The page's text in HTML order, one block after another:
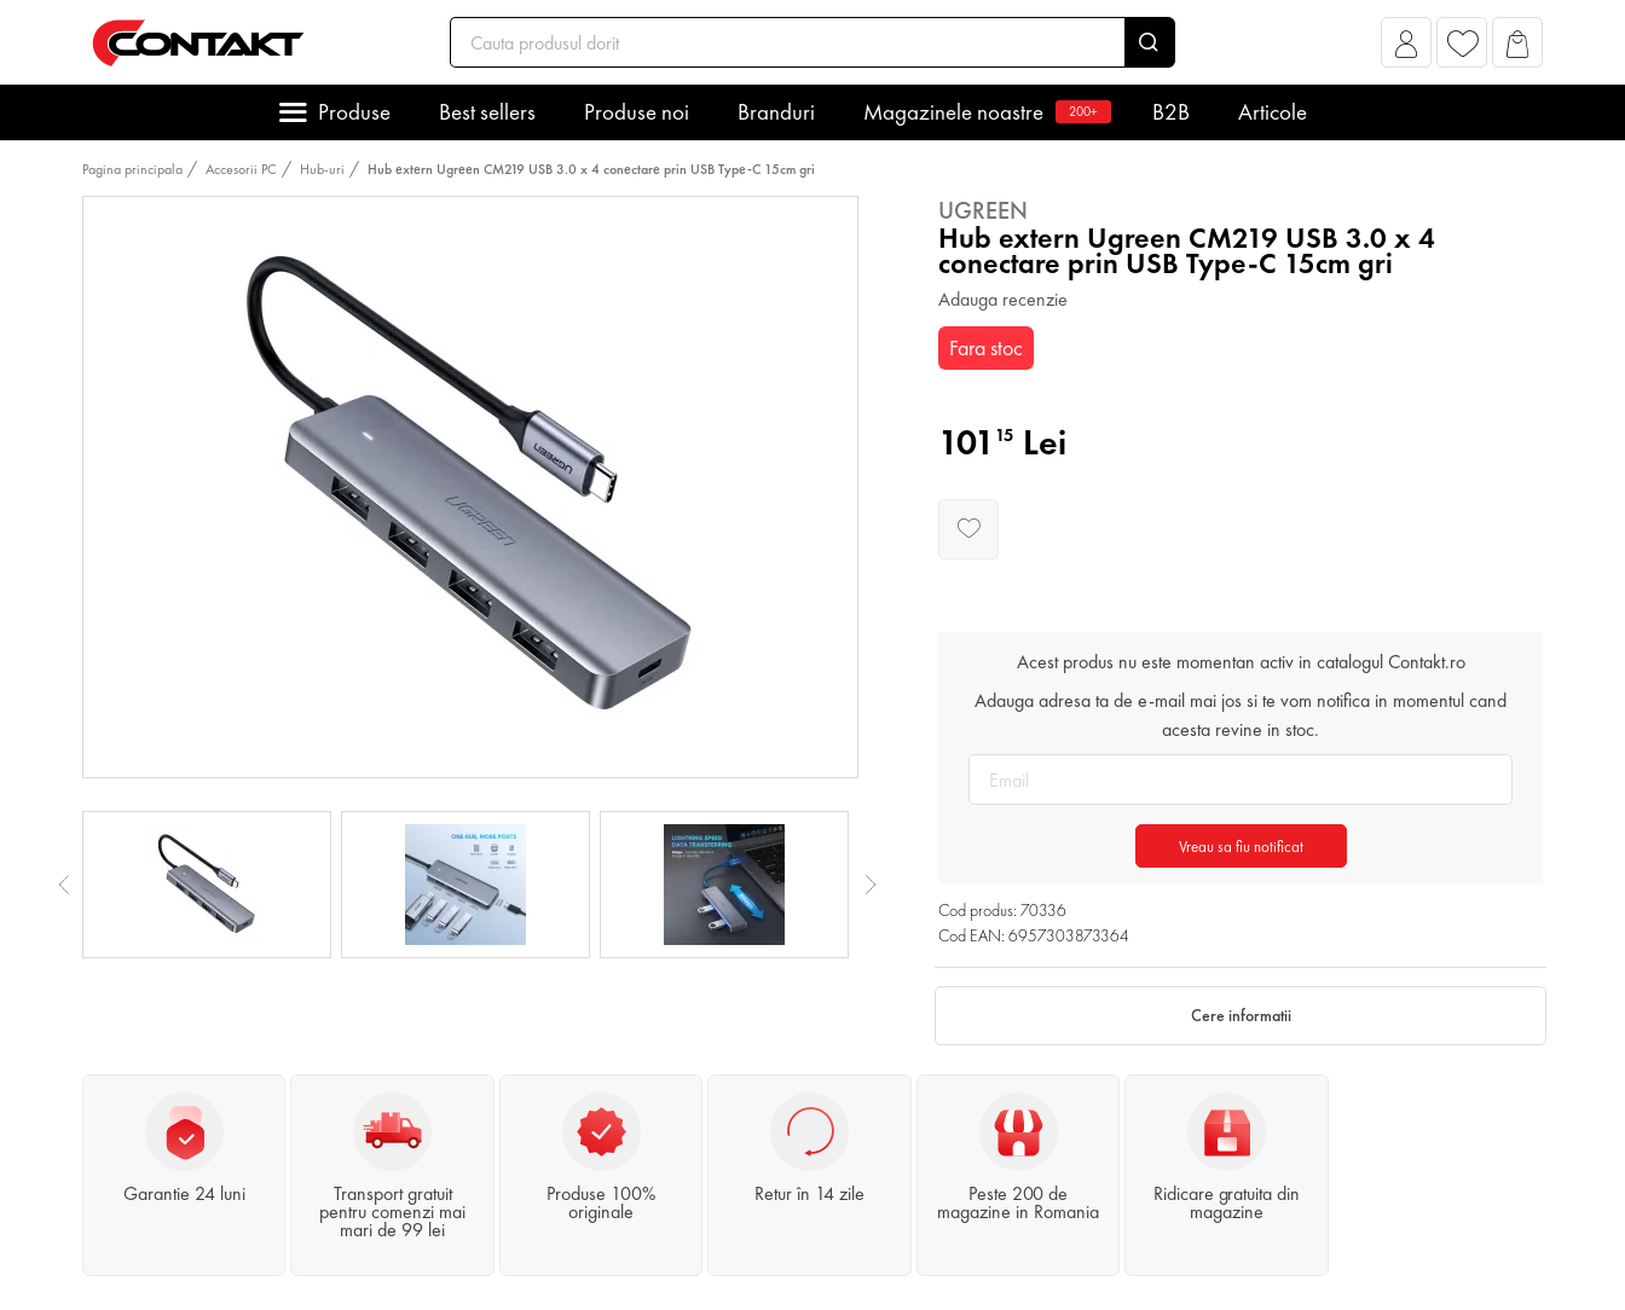
Produse Best sellers Produse noi Branduri Magazinele noastre 200+ B2B Articole
Pagina principala Accesorii PC Hub-uri Hub extern Ugreen CM219 USB 3.0 x 4 conectare prin USB Type-C 15cm gri
UGREEN
Hub extern Ugreen CM219 USB 3.0 x 4
conectare prin USB Type-C 15cm gri
Adauga recenzie
Fara stoc
101 15 Lei
Acest produs nu este momentan activ in catalogul Contakt.ro
Adauga adresa ta de e-mail mai jos si te vom notifica in momentul cand
acesta revine in stoc.
Vreau sa fiu notificat
Cod produs: 70336
Cod EAN: 6957303873364
Cere informatii
Garantie 24 luni Transport gratuit
pentru comenzi mai
mari de 99 lei
Produse 100%
originale
Retur în 14 zile Peste 200 de
magazine in Romania
Ridicare gratuita din
magazine